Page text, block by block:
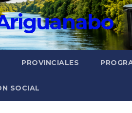
PROVINCIALES
SOCIAL